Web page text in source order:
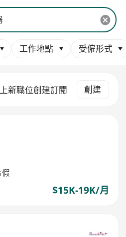
工作地點 受僱形式
新職位創建訂閱 創建
$15K-19K/月